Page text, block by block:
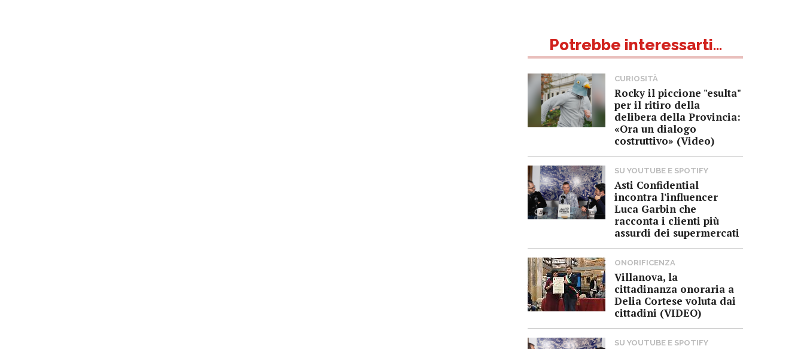
Potrebbe interessarti...
CURIOSITÀ
Rocky il piccione "esulta"
per il ritiro della
delibera della Provincia:
«Ora un dialogo
costruttivo» (Video)
SU YOUTUBE E SPOTIFY
Asti Confidential
incontra l'influencer
Luca Garbin che
racconta i clienti più
assurdi dei supermercati
ONORIFICENZA
Villanova, la
cittadinanza onoraria a
Delia Cortese voluta dai
cittadini (VIDEO)
SU YOUTUBE E SPOTIFY